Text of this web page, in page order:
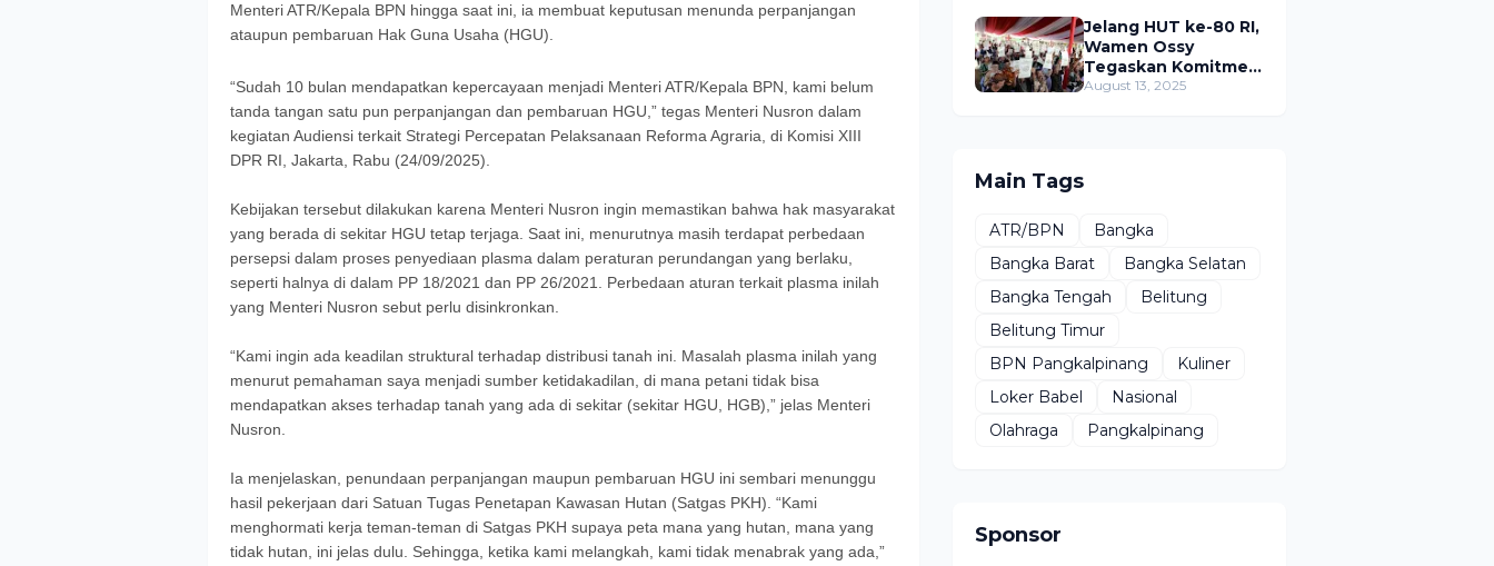
Menteri ATR/Kepala BPN hingga saat ini, ia membuat keputusan menunda perpanjangan
ataupun pembaruan Hak Guna Usaha (HGU).
“Sudah 10 bulan mendapatkan kepercayaan menjadi Menteri ATR/Kepala BPN, kami belum
tanda tangan satu pun perpanjangan dan pembaruan HGU,” tegas Menteri Nusron dalam
kegiatan Audiensi terkait Strategi Percepatan Pelaksanaan Reforma Agraria, di Komisi XIII
DPR RI, Jakarta, Rabu (24/09/2025).
Kebijakan tersebut dilakukan karena Menteri Nusron ingin memastikan bahwa hak masyarakat
yang berada di sekitar HGU tetap terjaga. Saat ini, menurutnya masih terdapat perbedaan
persepsi dalam proses penyediaan plasma dalam peraturan perundangan yang berlaku,
seperti halnya di dalam PP 18/2021 dan PP 26/2021. Perbedaan aturan terkait plasma inilah
yang Menteri Nusron sebut perlu disinkronkan.
“Kami ingin ada keadilan struktural terhadap distribusi tanah ini. Masalah plasma inilah yang
menurut pemahaman saya menjadi sumber ketidakadilan, di mana petani tidak bisa
mendapatkan akses terhadap tanah yang ada di sekitar (sekitar HGU, HGB),” jelas Menteri
Nusron.
Ia menjelaskan, penundaan perpanjangan maupun pembaruan HGU ini sembari menunggu
hasil pekerjaan dari Satuan Tugas Penetapan Kawasan Hutan (Satgas PKH). “Kami
menghormati kerja teman-teman di Satgas PKH supaya peta mana yang hutan, mana yang
tidak hutan, ini jelas dulu. Sehingga, ketika kami melangkah, kami tidak menabrak yang ada,”
di 2024 Berjalan
Lancar
Jelang HUT ke-80 RI,
Wamen Ossy
Tegaskan Komitmen
Presiden Prabowo
August 13, 2025
Main Tags
ATR/BPN
Bangka
Bangka Barat
Bangka Selatan
Bangka Tengah
Belitung
Belitung Timur
BPN Pangkalpinang
Kuliner
Loker Babel
Nasional
Olahraga
Pangkalpinang
Sponsor